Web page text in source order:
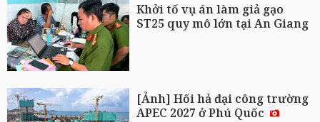
Khởi tố vụ án làm giả gạo
ST25 quy mô lớn tại An Giang
[Ảnh] Hối hả đại công trường
APEC 2027 ở Phú Quốc